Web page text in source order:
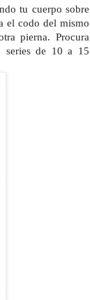
tu cuerpo sobre
el codo del mismo
pierna. Procura
series de 10 a 15